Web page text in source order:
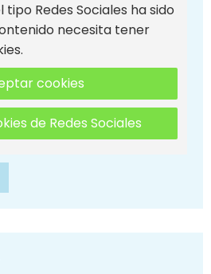
Redes Sociales ha sido
necesita tener
cookies
de Redes Sociales